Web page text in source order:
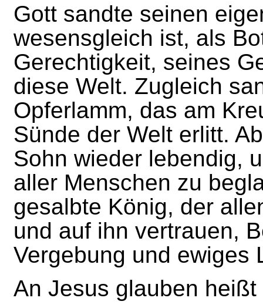
Gott sandte seinen
wesensgleich ist, als
Gerechtigkeit, seines
diese Welt. Zugleich
Opferlamm, das am
Sünde der Welt erlitt.
Sohn wieder lebendig,
aller Menschen zu
gesalbte König, der
und auf ihn vertrauen,
Vergebung und ewiges
An Jesus glauben heißt